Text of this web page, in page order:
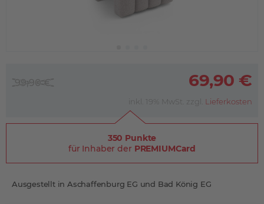
69,90 €
inkl. 19% MwSt. zzgl. Lieferkosten
350 Punkte
für Inhaber der PREMIUMCard
Ausgestellt in Aschaffenburg EG und Bad König EG